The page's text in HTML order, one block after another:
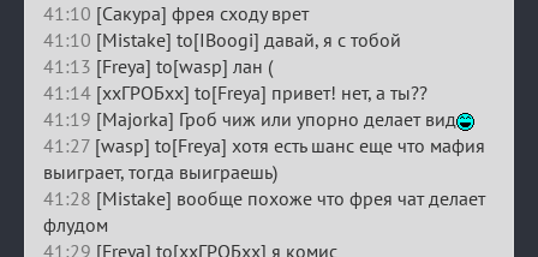
41:10 [Сакура] фрея сходу врет
41:10 [Mistake] to[IBoogi] давай, я с тобой
41:13 [Freya] to[wasp] лан (
41:14 [ххГРОБхх] to[Freya] привет! нет, а ты??
41:19 [Majorka] Гроб чиж или упорно делает вид
41:27 [wasp] to[Freya] хотя есть шанс еще что мафия
выиграет, тогда выиграешь)
41:28 [Mistake] вообще похоже что фрея чат делает
флудом
41:29 [Freya] to[ххГРОБхх] я комис